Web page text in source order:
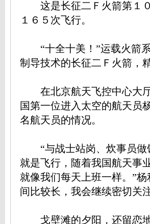
这是长征二Ｆ火箭第１０
１６５次飞行。
“十全十美！”运载火箭系
制导技术的长征二Ｆ火箭，
在北京航天飞控中心大厅
国第一位进入太空的航天员
名航天员的情况。
“与战士站岗、炊事员做
就是飞行，随着我国航天事
就像我们每天上班一样。”
间比较长，我会继续密切关
戈壁滩的夕阳，还留恋地